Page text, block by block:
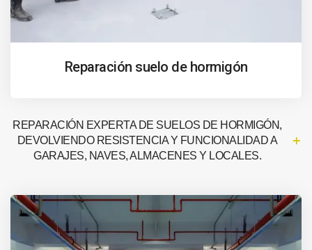
Reparación suelo de hormigón
REPARACIÓN EXPERTA DE SUELOS DE HORMIGÓN,
DEVOLVIENDO RESISTENCIA Y FUNCIONALIDAD A
GARAJES, NAVES, ALMACENES Y LOCALES.